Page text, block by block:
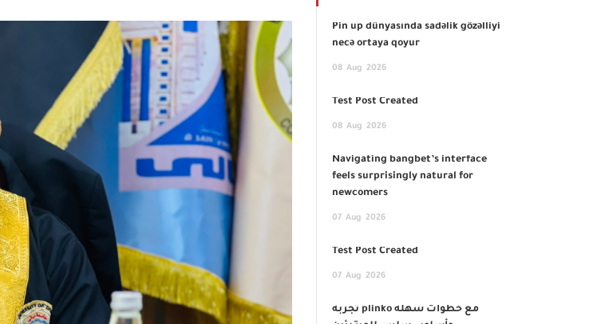
Pin up dünyasında sadəlik gözəlliyi
necə ortaya qoyur
08 Aug 2026
Test Post Created
08 Aug 2026
Navigating bangbet’s interface
feels surprisingly natural for
newcomers
07 Aug 2026
Test Post Created
07 Aug 2026
تجربة plinko مع خطوات سهلة